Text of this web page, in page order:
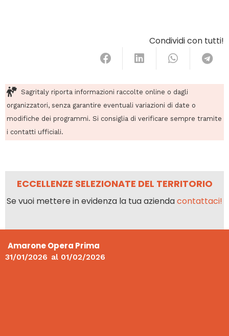
Condividi con tutti!
Sagritaly riporta informazioni raccolte online o dagli
organizzatori, senza garantire eventuali variazioni di date o
modifiche dei programmi. Si consiglia di verificare sempre tramite
i contatti ufficiali.
ECCELLENZE SELEZIONATE DEL TERRITORIO
Se vuoi mettere in evidenza la tua aziendacontattaci!
Amarone Opera Prima
31/01/2026 al 01/02/2026